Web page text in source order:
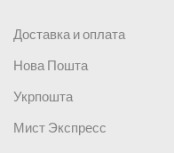
Доставка и оплата
Нова Пошта
Укрпошта
Мист Экспресс